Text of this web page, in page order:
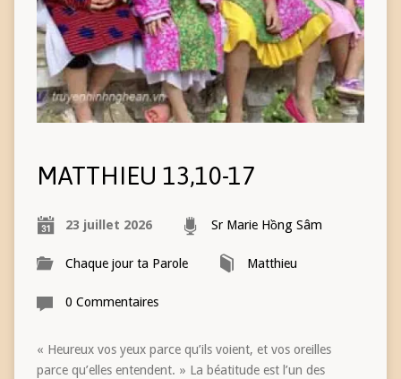
MATTHIEU 13,10-17
23 juillet 2026 Sr Marie Hồng Sâm
Chaque jour ta Parole Matthieu
0 Commentaires
« Heureux vos yeux parce qu’ils voient, et vos oreilles
parce qu’elles entendent. » La béatitude est l’un des